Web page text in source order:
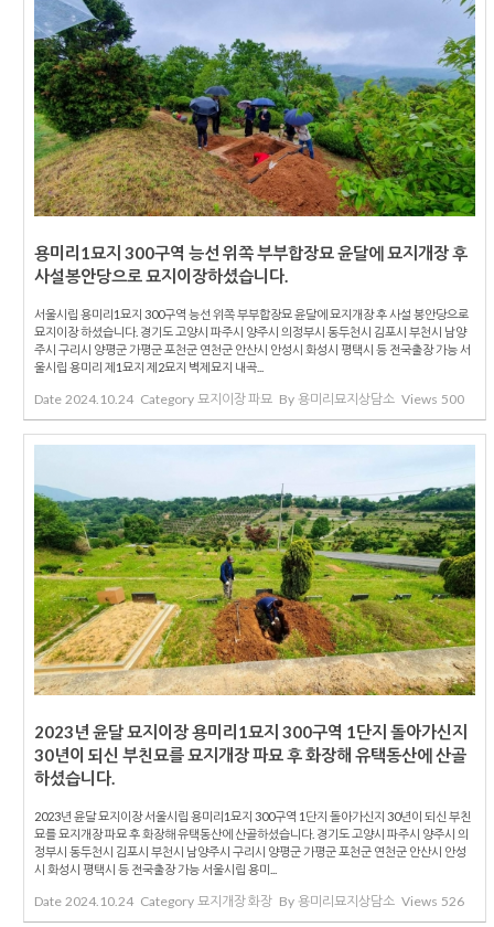
용미리1묘지 300구역 능선 위쪽 부부합장묘 윤달에 묘지개장 후
사설봉안당으로 묘지이장하셨습니다.
서울시립 용미리1묘지 300구역 능선 위쪽 부부합장묘 윤달에 묘지개장 후 사설 봉안당으로
묘지이장 하셨습니다. 경기도 고양시 파주시 양주시 의정부시 동두천시 김포시 부천시 남양
주시 구리시 양평군 가평군 포천군 연천군 안산시 안성시 화성시 평택시 등 전국출장 가능 서
울시립 용미리 제1묘지 제2묘지 벽제묘지 내곡...
Date 2024.10.24 Category 묘지이장 파묘 By 용미리묘지상담소 Views 500
2023년 윤달 묘지이장 용미리1묘지 300구역 1단지 돌아가신지
30년이 되신 부친묘를 묘지개장 파묘 후 화장해 유택동산에 산골
하셨습니다.
2023년 윤달 묘지이장 서울시립 용미리1묘지 300구역 1단지 돌아가신지 30년이 되신 부친
묘를 묘지개장 파묘 후 화장해 유택동산에 산골하셨습니다. 경기도 고양시 파주시 양주시 의
정부시 동두천시 김포시 부천시 남양주시 구리시 양평군 가평군 포천군 연천군 안산시 안성
시 화성시 평택시 등 전국출장 가능 서울시립 용미...
Date 2024.10.24 Category 묘지개장 화장 By 용미리묘지상담소 Views 526